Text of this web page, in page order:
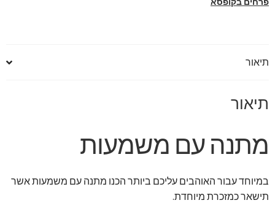
תיאור
תיאור
מתנה עם משמעות
במיוחד עבור האוהבים עליכם ביותר הכנו מתנה עם משמעות אשר
תישאר כמזכרת מיוחדת.